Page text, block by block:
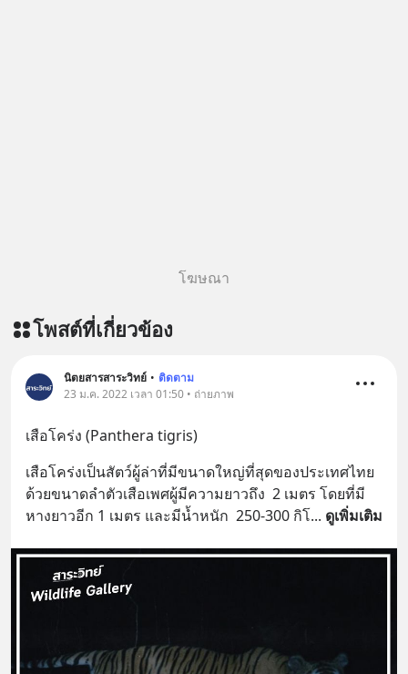
โฆษณา
โพสต์ที่เกี่ยวข้อง
นิตยสารสาระวิทย์ • ติดตาม
23 ม.ค. 2022 เวลา 01:50 • ถ่ายภาพ
เสือโคร่ง (Panthera tigris)
เสือโคร่งเป็นสัตว์ผู้ล่าที่มีขนาดใหญ่ที่สุดของประเทศไทย
ด้วยขนาดลำตัวเสือเพศผู้มีความยาวถึง  2 เมตร โดยที่มี
หางยาวอีก 1 เมตร และมีน้ำหนัก  250-300 กิโ... ดูเพิ่มเติม